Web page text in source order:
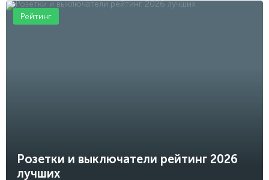
Розетки и выключатели рейтинг 2026
лучших
Рейтинг